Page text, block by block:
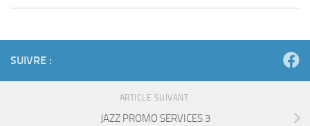
SUIVRE :
ARTICLE SUIVANT
JAZZ PROMO SERVICES 3